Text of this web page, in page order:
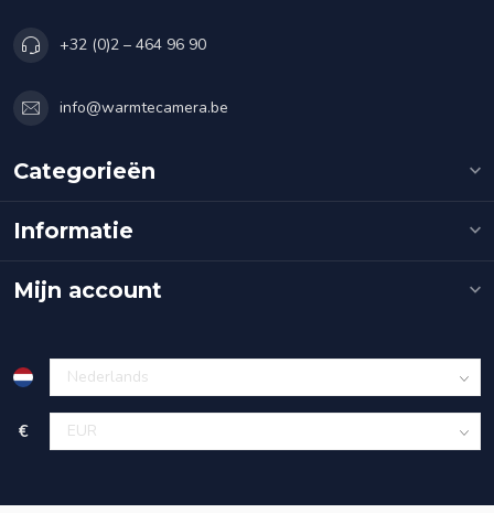
+32 (0)2 – 464 96 90
info@warmtecamera.be
Categorieën
Informatie
Mijn account
€